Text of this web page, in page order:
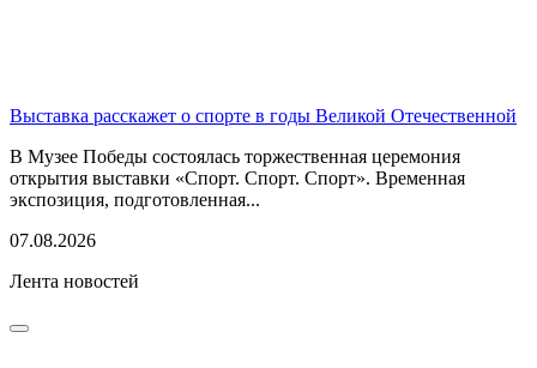
Выставка расскажет о спорте в годы Великой Отечественной
В Музее Победы состоялась торжественная церемония
открытия выставки «Спорт. Спорт. Спорт». Временная
экспозиция, подготовленная...
07.08.2026
Лента новостей